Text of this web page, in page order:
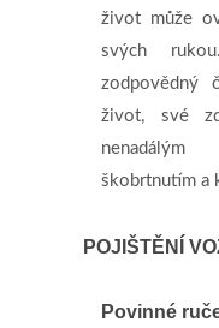
život může
svých
zodpovědný
život, své
škobrtnutím a
POJIŠTĚNÍ
Povinné